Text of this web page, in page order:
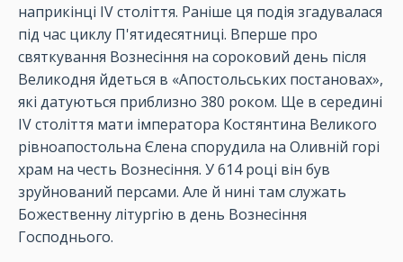
наприкінці IV століття. Раніше ця подія згадувалася
під час циклу П'ятидесятниці. Вперше про
святкування Вознесіння на сороковий день після
Великодня йдеться в «Апостольських постановах»,
які датуються приблизно 380 роком. Ще в середині
IV століття мати імператора Костянтина Великого
рівноапостольна Єлена спорудила на Оливній горі
храм на честь Вознесіння. У 614 році він був
зруйнований персами. Але й нині там служать
Божественну літургію в день Вознесіння
Господнього.